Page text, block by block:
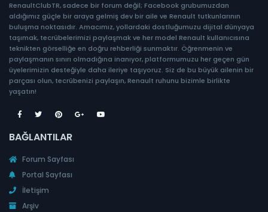
RenaultClubTR, sadece bir forum değil; Facebook grubumuzdan
aldığımız güçle bir araya gelmiş dev bir aile ve Renault tutkunlarının
buluşma noktasıdır. Amacımız, yollardaki dostluğumuzu dijital dünyaya
taşımak, tecrübelerimizi paylaşmak ve her model Renault kullanıcısına
teknikten görselliğe en doğru rehberliği sunmaktır. Öğrenmenin ve
paylaşmanın sınırı olmadığına inanıyor, platformumuzu her geçen gün
üyelerimizin desteğiyle daha ileriye taşıyoruz. Siz de bu büyük ailenin bir
parçası olun, tecrübenizi paylaşın, Renault ruhunu bizimle birlikte
yaşatın!
BAĞLANTILAR
Forum Sayfası
Portal Sayfası
İletişim
Arşiv